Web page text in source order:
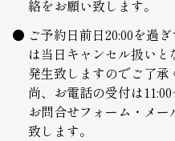
絡をお願い致します。
ご予約日前日20:00を過
は当日キャンセル扱いと
発生致しますのでご了承
尚、お電話の受付は
お問合せフォーム・メ
致します。